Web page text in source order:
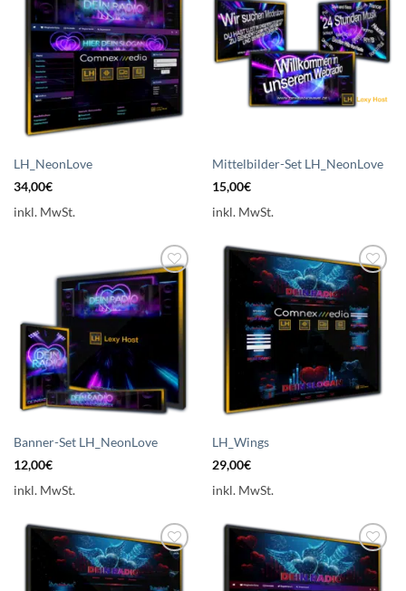
Auf die
Wunschliste
setzen
LH_NeonLove
34,00€
inkl. MwSt.
Auf die
Wunschliste
setzen
Mittelbilder-Set LH_NeonLove
15,00€
inkl. MwSt.
Auf die
Wunschliste
setzen
Banner-Set LH_NeonLove
12,00€
inkl. MwSt.
Auf die
Wunschliste
setzen
LH_Wings
29,00€
inkl. MwSt.
Auf die
Wunschliste
Auf die
Wunschliste